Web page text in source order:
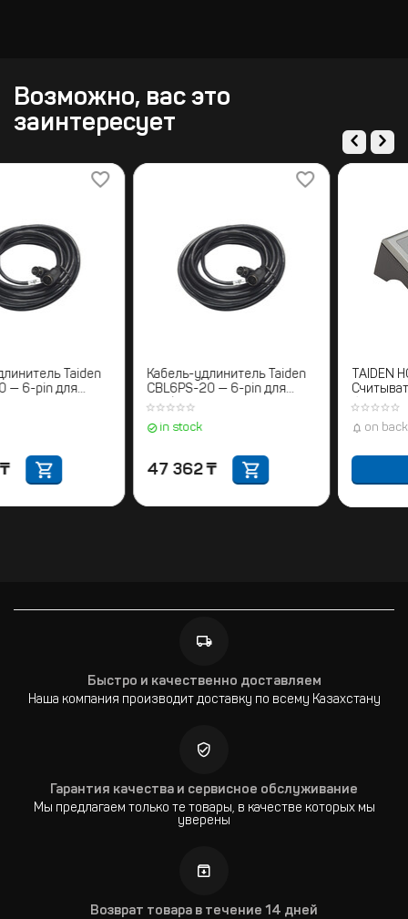
Возможно, вас это
заинтересует
Кабель-удлинитель Taiden
CBL6PS-10 — 6-pin для
26 375
Кабель-удлинитель Taiden
CBL6PS-20 — 6-pin для
47 362
Быстро и качественно доставляем
Наша компания производит доставку по всему Казахстану
Гарантия качества и сервисное обслуживание
Мы предлагаем только те товары, в качестве которых мы
уверены
Возврат товара в течение 14 дней